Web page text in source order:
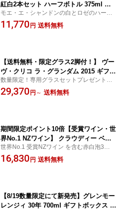
紅白2本セット ハーフボトル 375ml ギ
フトボックス入 モエ アンペリアル & ロ
ゼ アンペリアル シャンパン 白 赤 ブリ
モエ・エ・シャンドンの白とロゼのハーフ
ボトルを、公式店限定のギフトボックスに
納めたセット。特別なお祝いや記念、大切
11,770 円 送料無料
【送料無料・限定グラス2脚付！】 ヴー
ヴ・クリコ ラ・グランダム 2015 ギフト
ボックス ブリュット / ロゼ VC LA GRA
NDE DAME BRUT/ROSE 2015 GIFTBO
数量限定！専用グラスセットプレゼント
（先着順につき無くなり次第終了）。ヴー
ヴ・クリコ ラ グランダム 2015 × パオラ・
29,370 円 ～ 送料無料
期間限定ポイント10倍【受賞ワイン・世
界No.1 NZワイン】 クラウディー ベイ
ホームパーティー セット 750ml 3本 ソ
ーヴィニヨンブラン ピノ
世界No.1 受賞NZワイン を含む赤白泡3本が
入った、ホームパーティーにおすすめのセ
ット。 クラウディー ベイを代表する人気の
16,830 円 送料無料
【8/19数量限定にて新発売】グレンモー
レンジィ 30年 700ml ギフトボックス 箱